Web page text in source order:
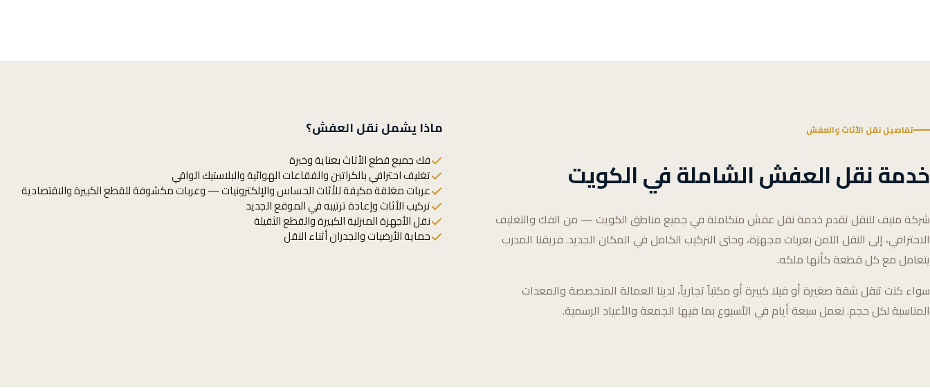
تفاصيل نقل الأثاث والعفش
خدمة نقل العفش الشاملة في الكويت
شركة منيف للنقل تقدم خدمة نقل عفش متكاملة في جميع مناطق الكويت — من الفك والتغليف
الاحترافي، إلى النقل الآمن بعربات مجهزة، وحتى التركيب الكامل في المكان الجديد. فريقنا المدرب
يتعامل مع كل قطعة كأنها ملكه.
سواء كنت تنقل شقة صغيرة أو فيلا كبيرة أو مكتباً تجارياً، لدينا العمالة المتخصصة والمعدات
المناسبة لكل حجم. نعمل سبعة أيام في الأسبوع بما فيها الجمعة والأعياد الرسمية.
ماذا يشمل نقل العفش؟
فك جميع قطع الأثاث بعناية وخبرة
تغليف احترافي بالكراتين والفقاعات الهوائية والبلاستيك الواقي
عربات مغلقة مكيفة للأثاث الحساس والإلكترونيات — وعربات مكشوفة للقطع الكبيرة والاقتصادية
تركيب الأثاث وإعادة ترتيبه في الموقع الجديد
نقل الأجهزة المنزلية الكبيرة والقطع الثقيلة
حماية الأرضيات والجدران أثناء النقل